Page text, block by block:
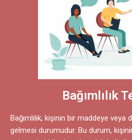
Bağımlılık
Bağımlılık, kişinin bir maddeye veya
gelmesi durumudur. Bu durum,